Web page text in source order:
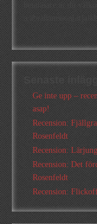
betaläsare är du
Senaste
Ge inte upp –
asap!
Recension:
Rosenfeldt
Recension:
Recension: Det
Rosenfeldt
Recension: